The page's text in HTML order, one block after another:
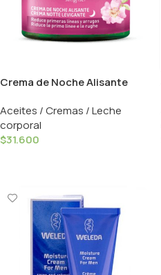
Crema de Noche Alisante
40ml / Weleda
Aceites / Cremas / Leche
corporal
$31.600